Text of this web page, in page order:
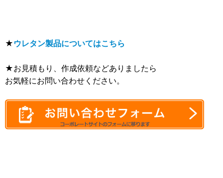
★ ウレタン製品についてはこちら
★お見積もり、作成依頼などありましたら
お気軽にお問い合わせください。